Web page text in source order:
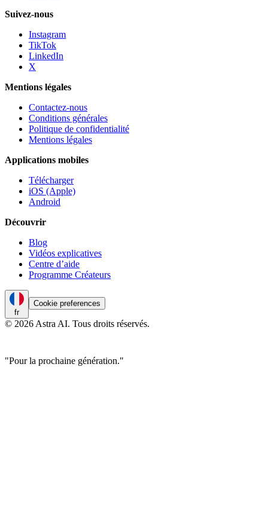
Suivez-nous
Instagram
TikTok
LinkedIn
X
Mentions légales
Contactez-nous
Conditions générales
Politique de confidentialité
Mentions légales
Applications mobiles
Télécharger
iOS (Apple)
Android
Découvrir
Blog
Vidéos explicatives
Centre d’aide
Programme Créateurs
fr
Cookie preferences
© 2026 Astra AI. Tous droits réservés.
"Pour la prochaine génération."